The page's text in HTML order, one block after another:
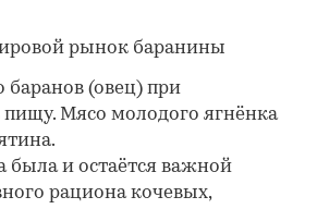
рынок баранины
баранов (овец) при
пищу. Мясо молодого ягнёнка
была и остаётся важной
рациона кочевых,